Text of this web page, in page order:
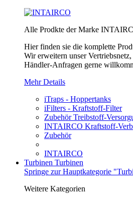
Alle Prodkte der Marke
Hier finden sie die komplette
Wir erweitern unser
Händler-Anfragen gerne
Mehr Details
iTraps - Hoppertanks
iFilters - Kraftstoff-Filter
Zubehör Treibstoff-
INTAIRCO Kraftstoff-
Zubehör
INTAIRCO
Turbinen Turbinen
Springe zur Hauptkategorie
Weitere Kategorien